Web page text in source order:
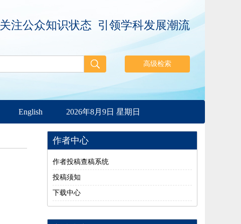
关注公众知识状态 引领学科发展潮流
English 2026年8月9日 星期日
作者中心
作者投稿查稿系统
投稿须知
下载中心